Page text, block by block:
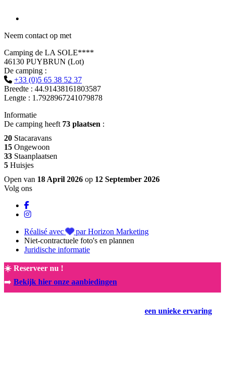
Neem contact op met
Camping de LA SOLE****
46130 PUYBRUN (Lot)
De camping :
+33 (0)5 65 38 52 37
Breedte : 44.91438161803587
Lengte : 1.7928967241079878
Informatie
De camping heeft 73 plaatsen :
20 Stacaravans
15 Ongewoon
33 Staanplaatsen
5 Huisjes
Open van 18 April 2026 op 12 September 2026
Volg ons
Réalisé avec
par Horizon Marketing
Niet-contractuele foto's en plannen
Juridische informatie
☀️ Reserveer nu !
➡️ Bekijk hier onze aanbiedingen
een unieke ervaring